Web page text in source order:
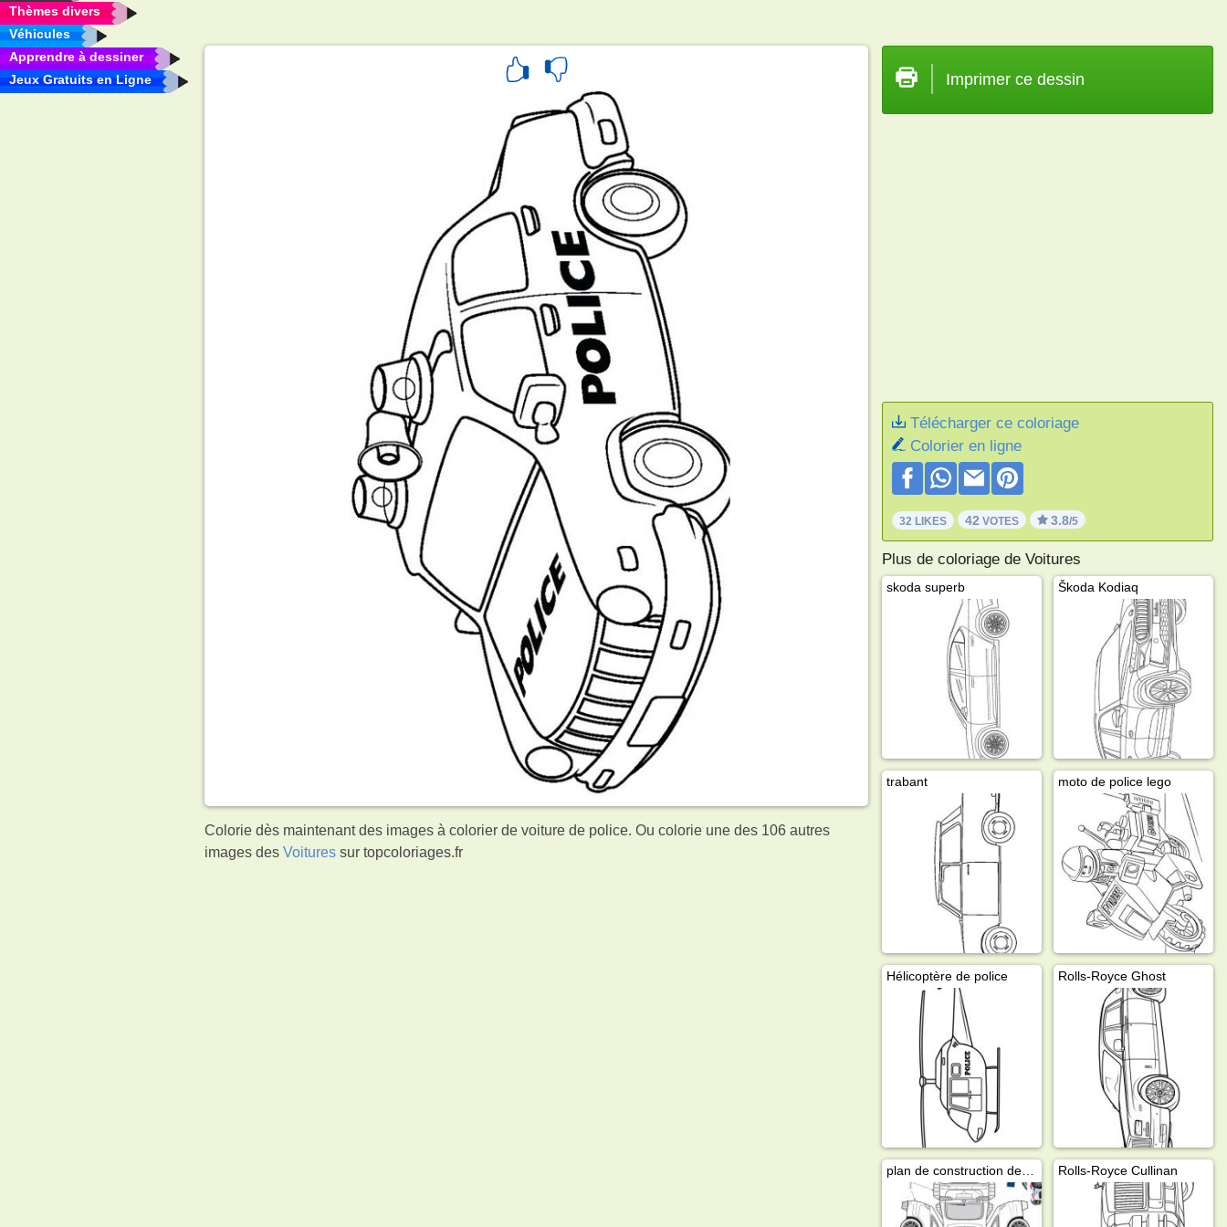
Thèmes divers
Véhicules
Apprendre à dessiner
Jeux Gratuits en Ligne
Colorie dès maintenant des images à colorier de voiture de police. Ou colorie une des 106 autres
images desVoitures sur topcoloriages.fr
Imprimer ce dessin
Télécharger ce coloriage
Colorier en ligne
32 LIKES 42 VOTES 3.8/5
Plus de coloriage de Voitures
skoda superb Škoda Kodiaq
trabant moto de police lego
Hélicoptère de police Rolls-Royce Ghost
plan de construction de voitures de police Rolls-Royce Cullinan